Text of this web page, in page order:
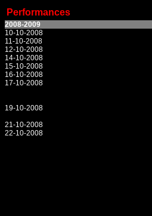
Performances
2008-2009
10-10-2008
11-10-2008
12-10-2008
14-10-2008
15-10-2008
16-10-2008
17-10-2008
19-10-2008
21-10-2008
22-10-2008